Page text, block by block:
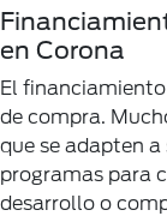
en Corona
El
de compra.
que se adapten
programas para
desarrollo o